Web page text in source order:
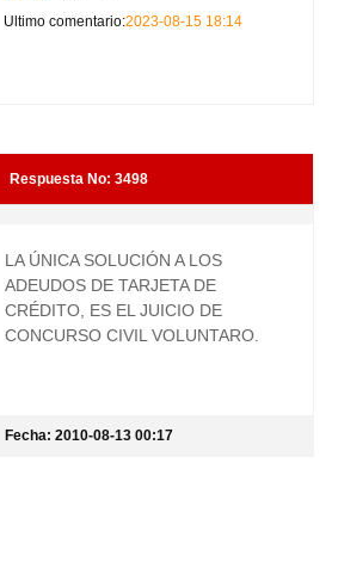
Ultimo comentario:2023-08-15 18:14
Respuesta No: 3498
LA ÚNICA SOLUCIÓN A LOS
ADEUDOS DE TARJETA DE
CRÉDITO, ES EL JUICIO DE
CONCURSO CIVIL VOLUNTARO.
Fecha: 2010-08-13 00:17